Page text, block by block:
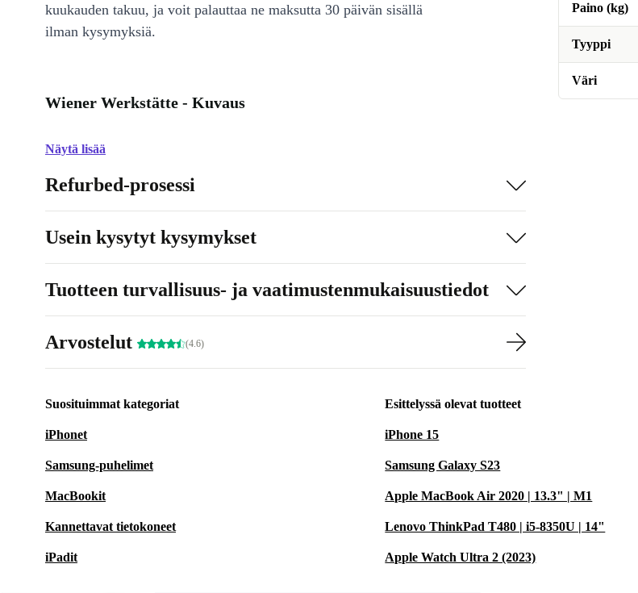
Paino (kg)
Tyyppi
Väri
kuukauden takuu, ja voit palauttaa ne maksutta 30 päivän sisällä
ilman kysymyksiä.
Wiener Werkstätte - Kuvaus
Näytä lisää
Refurbed-prosessi
Usein kysytyt kysymykset
Tuotteen turvallisuus- ja vaatimustenmukaisuustiedot
Arvostelut (4.6)
Suosituimmat kategoriat
iPhonet
Samsung-puhelimet
MacBookit
Kannettavat tietokoneet
iPadit
Esittelyssä olevat tuotteet
iPhone 15
Samsung Galaxy S23
Apple MacBook Air 2020 | 13.3" | M1
Lenovo ThinkPad T480 | i5-8350U | 14"
Apple Watch Ultra 2 (2023)